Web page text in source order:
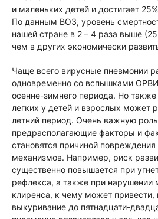
и маленьких детей и достигает
По данным ВОЗ, уровень
нашей стране в 2 – 4 раза выше
чем в других экономически
Чаще всего вирусные пневмонии
одновременно со вспышками
осенне-зимнего периода. Но
легких у детей и взрослых может
летний период. Очень важную
предрасполагающие факторы и
становятся причиной
механизмов. Например, риск
существенно повышается при
рефлекса, а также при нарушении
клиренса, к чему может
выкуривание до пятнадцати-